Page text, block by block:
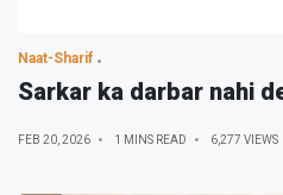
Naat-Sharif
Sarkar ka darbar nahi
FEB 20, 2026 1 MINS READ 6,277 VIEWS